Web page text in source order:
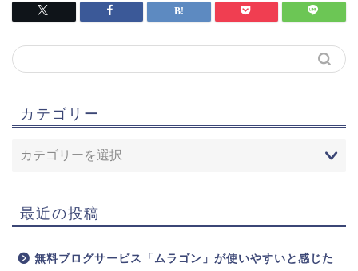
カテゴリー
最近の投稿
無料ブログサービス「ムラゴン」が使いやすいと感じた